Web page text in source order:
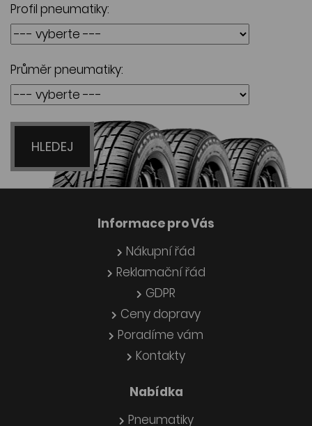
Profil pneumatiky:
Průměr pneumatiky:
HLEDEJ
Informace pro Vás
Nákupní řád
Reklamační řád
GDPR
Ceny dopravy
Poradíme vám
Kontakty
Nabídka
Pneumatiky